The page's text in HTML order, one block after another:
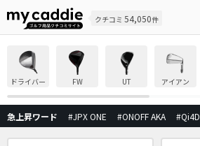
クチコミ 54,050件
ドライバー FW UT アイアン
急上昇ワード #JPX ONE #ONOFF AKA #Qi4D